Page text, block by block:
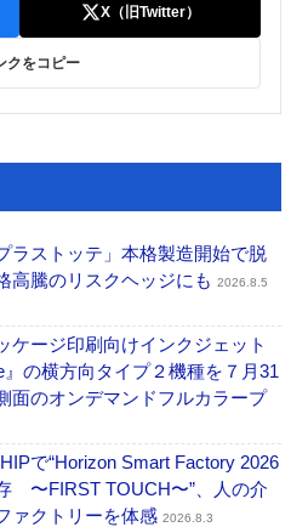
X（旧Twitter）
クをコピー
ストッテ」本格製造開始で脱
騰のリスクヘッジにも 2026.8.5
ージ印刷向けインクジェット
の横方向タイプ２機種を７月31
面のオンデマンドフルカラープ
で“Horizon Smart Factory 2026
〜FIRST TOUCH〜”、人の介
ァクトリーを体感 2026.8.3